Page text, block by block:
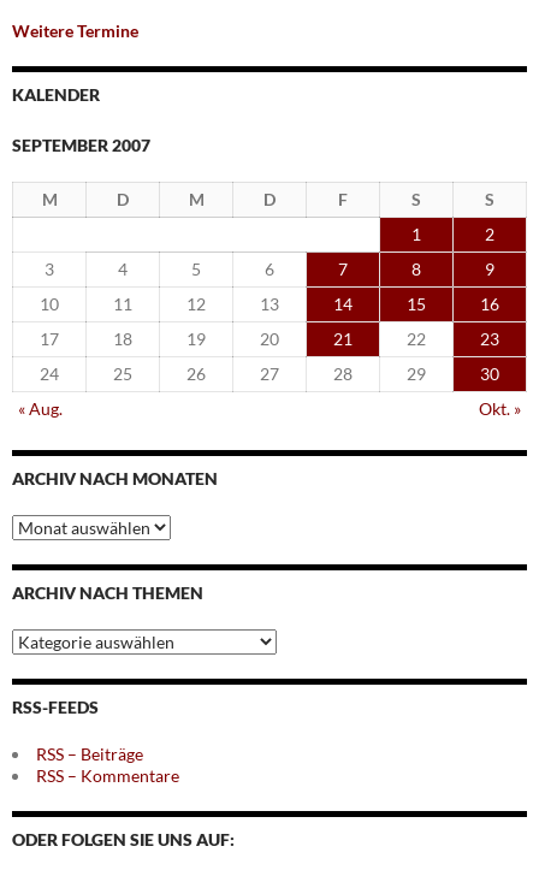
Weitere Termine
KALENDER
SEPTEMBER 2007
M D M D F S
S
1
2
3
4 5 6 7 8
9
10
11 12 13 14 15
16
17
18 19 20 21 22
23
24
25 26 27 28 29
30
« Aug.
Okt. »
ARCHIV NACH MONATEN
Archiv
nach
Monaten
ARCHIV NACH THEMEN
Archiv
nach
Themen
RSS-FEEDS
RSS – Beiträge
RSS – Kommentare
ODER FOLGEN SIE UNS AUF: